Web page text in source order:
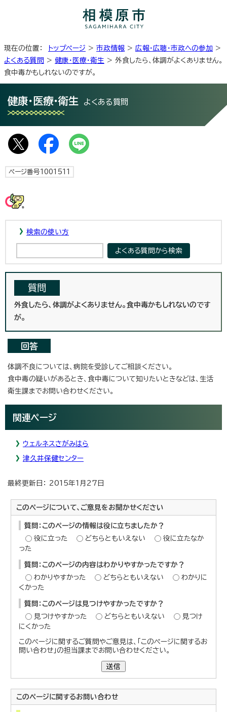
現在の位置： トップページ > 市政情報 > 広報・広聴・市政への参加 >
よくある質問 > 健康・医療・衛生 > 外食したら、体調がよくありません。
食中毒かもしれないのですが。
健康・医療・衛生 よくある質問
ページ番号1001511
検索の使い方
質問
外食したら、体調がよくありません。食中毒かもしれないのです
が。
回答
体調不良については、病院を受診してご相談ください。
食中毒の疑いがあるとき、食中毒について知りたいときなどは、生活
衛生課までお問い合わせください。
関連ページ
ウェルネスさがみはら
津久井保健センター
最終更新日： 2015年1月27日
このページについて、ご意見をお聞かせください
質問：このページの情報は役に立ちましたか？
役に立った
どちらともいえない
役に立たなか
った
質問：このページの内容はわかりやすかったですか？
わかりやすかった
どちらともいえない
わかりに
くかった
質問：このページは見つけやすかったですか？
見つけやすかった
どちらともいえない
見つけ
にくかった
このページに関するご質問やご意見は、「このページに関するお
問い合わせ」の担当課までお問い合わせください。
送信
このページに関するお問い合わせ